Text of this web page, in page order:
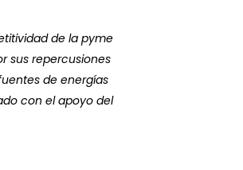
de la pyme
sus repercusiones
de energías
con el apoyo del